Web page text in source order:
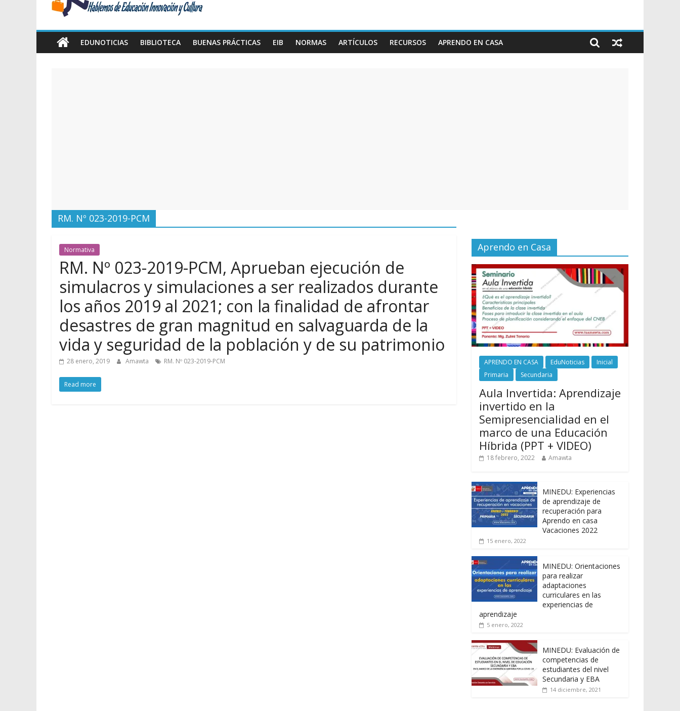
Educación,
EDUNOTICIAS BIBLIOTECA BUENAS PRÁCTICAS EIB NORMAS ARTÍCULOS RECURSOS APRENDO EN CASA
RM. Nº 023-2019-PCM
Normativa
RM. Nº 023-2019-PCM, Aprueban ejecución de
simulacros y simulaciones a ser realizados durante
los años 2019 al 2021; con la finalidad de afrontar
desastres de gran magnitud en salvaguarda de la
vida y seguridad de la población y de su patrimonio
28 enero, 2019 Amawta RM. Nº 023-2019-PCM
Read more
Aprendo en Casa
APRENDO EN CASA EduNoticias
Inicial
Primaria
Secundaria
Aula Invertida: Aprendizaje
invertido en la
Semipresencialidad en el
marco de una Educación
Híbrida (PPT + VIDEO)
18 febrero, 2022 Amawta
MINEDU: Experiencias
de aprendizaje de
recuperación para
Aprendo en casa
Vacaciones 2022
15 enero, 2022
MINEDU: Orientaciones
para realizar
adaptaciones
curriculares en las
experiencias de
aprendizaje
5 enero, 2022
MINEDU: Evaluación de
competencias de
estudiantes del nivel
Secundaria y EBA
14 diciembre, 2021